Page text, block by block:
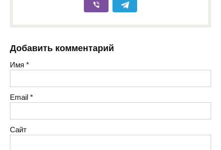
Добавить комментарий
Имя *
Email *
Сайт